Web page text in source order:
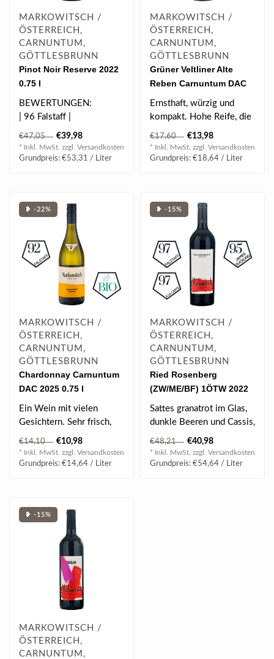
MARKOWITSCH /
ÖSTERREICH,
CARNUNTUM,
GÖTTLESBRUNN
Pinot Noir Reserve 2022
0.75 l
BEWERTUNGEN:
| 96 Falstaff |
| 5* Vinaria |
| 18/20 Gault & Millau |..
€47,05 €39,98
* Inkl. MwSt. zzgl. Versandkosten
Grundpreis: €53,31 / Liter
MARKOWITSCH /
ÖSTERREICH,
CARNUNTUM,
GÖTTLESBRUNN
Grüner Veltliner Alte
Reben Carnuntum DAC
BIO 2024 0.75 l
Ernsthaft, würzig und
kompakt. Hohe Reife, die
Komplexität,
Ausgewogenheit und..
€17,60 €13,98
* Inkl. MwSt. zzgl. Versandkosten
Grundpreis: €18,64 / Liter
❥ -22%
MARKOWITSCH /
ÖSTERREICH,
CARNUNTUM,
GÖTTLESBRUNN
Chardonnay Carnuntum
DAC 2025 0.75 l
Ein Wein mit vielen
Gesichtern. Sehr frisch,
fruchtig und präzise, um
schließl..
€14,10 €10,98
* Inkl. MwSt. zzgl. Versandkosten
Grundpreis: €14,64 / Liter
❥ -15%
MARKOWITSCH /
ÖSTERREICH,
CARNUNTUM,
GÖTTLESBRUNN
Ried Rosenberg
(ZW/ME/BF) 1ÖTW 2022
0.75 l
Sattes granatrot im Glas,
dunkle Beeren und Cassis,
Wacholder und
Gewürznelke ..
€48,21 €40,98
* Inkl. MwSt. zzgl. Versandkosten
Grundpreis: €54,64 / Liter
❥ -15%
MARKOWITSCH /
ÖSTERREICH,
CARNUNTUM,